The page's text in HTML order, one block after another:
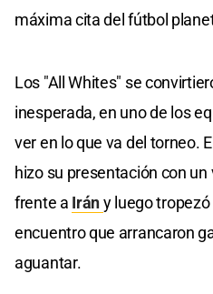
máxima cita del fútbol
Los "All Whites" se
inesperada, en uno de los
ver en lo que va del torneo.
hizo su presentación con
frente a Irány luego
encuentro que arrancaron
aguantar.